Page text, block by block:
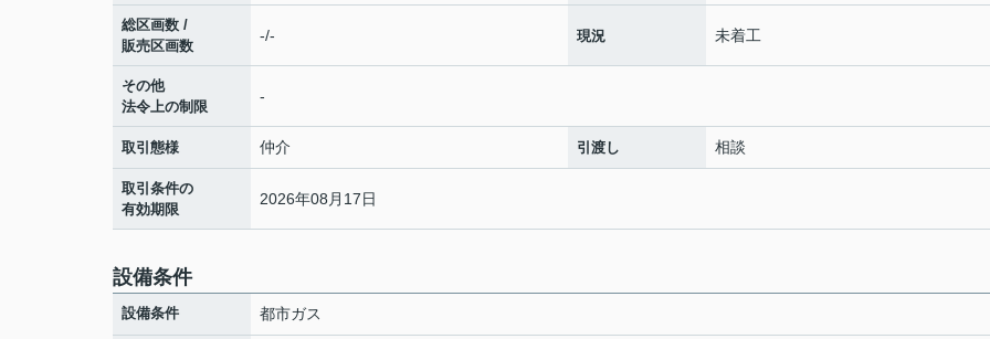
総区画数 /
販売区画数
-/- 現況 未着工
その他
法令上の制限
-
取引態様 仲介 引渡し 相談
取引条件の
有効期限
2026年08月17日
設備条件
設備条件 都市ガス